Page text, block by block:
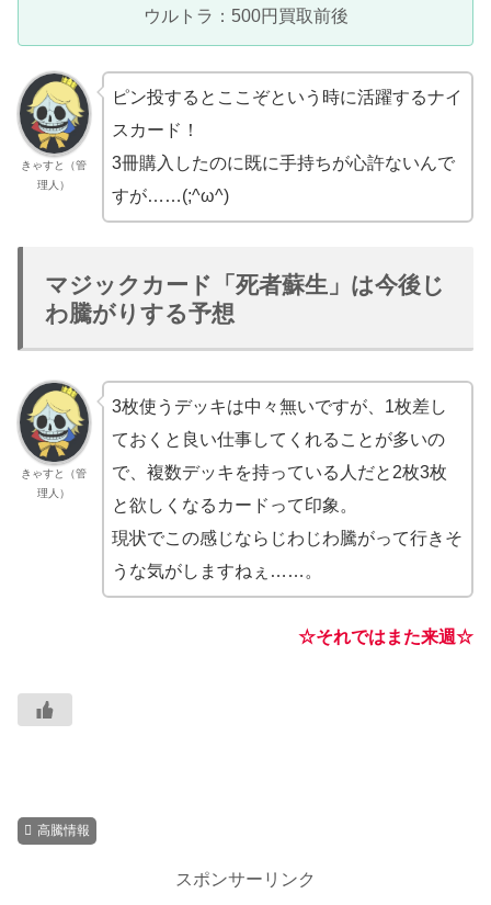
ウルトラ：500円買取前後
きゃすと（管
理人）
ピン投するとここぞという時に活躍するナイ
スカード！
3冊購入したのに既に手持ちが心許ないんで
すが……(;^ω^)
マジックカード「死者蘇生」は今後じ
わ騰がりする予想
きゃすと（管
理人）
3枚使うデッキは中々無いですが、1枚差し
ておくと良い仕事してくれることが多いの
で、複数デッキを持っている人だと2枚3枚
と欲しくなるカードって印象。
現状でこの感じならじわじわ騰がって行きそ
うな気がしますねぇ……。
☆それではまた来週☆
高騰情報
スポンサーリンク